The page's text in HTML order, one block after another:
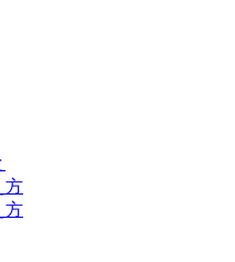
方
方